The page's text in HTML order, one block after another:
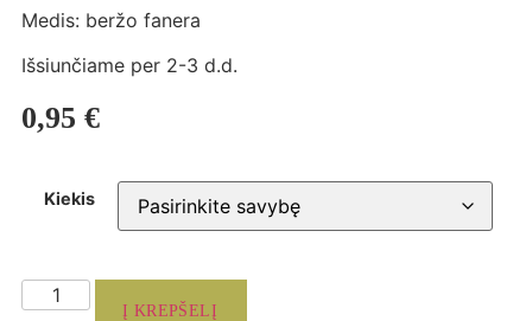
Medis: beržo fanera
Išsiunčiame per 2-3 d.d.
0,95 €
Kiekis
Į KREPŠELĮ